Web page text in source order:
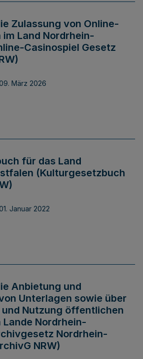
Zulassung von Online-
Land Nordrhein-
Casinospiel Gesetz
März 2026
für das Land
(Kulturgesetzbuch
Januar 2022
Anbietung und
Unterlagen sowie über
Nutzung öffentlichen
Nordrhein-
Nordrhein-
NRW)